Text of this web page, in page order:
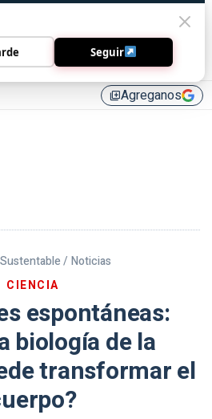
library_addAgreganos
/ Noticias
CIENCIA
espontáneas:
biología de la
transformar el
Seguir